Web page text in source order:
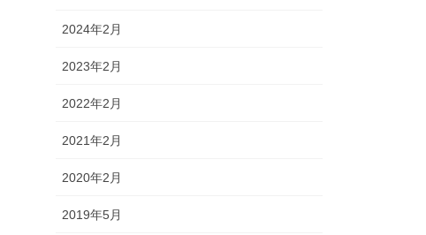
2024年2月
2023年2月
2022年2月
2021年2月
2020年2月
2019年5月